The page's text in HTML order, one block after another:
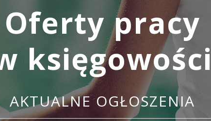
Oferty pracy
AKTUALNE OGŁOSZENIA